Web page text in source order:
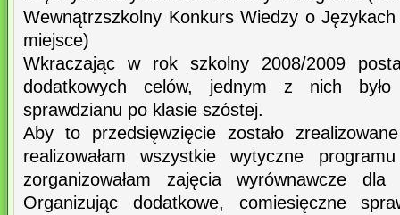
Wewnątrzszkolny Konkurs Wiedzy o
miejsce)
Wkraczając w rok szkolny 2008/2009
dodatkowych celów, jednym z nich było
sprawdzianu po klasie szóstej.
Aby to przedsięwzięcie zostało
realizowałam wszystkie wytyczne
zorganizowałam zajęcia wyrównawcze
Organizując dodatkowe, comiesięczne